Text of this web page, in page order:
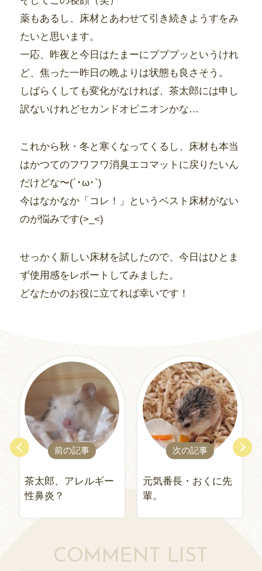
薬もあるし、床材とあわせて引き続きようすをみ
たいと思います。
一応、昨夜と今日はたまーにプププッというけれ
ど、焦った一昨日の晩よりは状態も良さそう。
しばらくしても変化がなければ、茶太郎には申し
訳ないけれどセカンドオピニオンかな…
これから秋・冬と寒くなってくるし、床材も本当
はかつてのフワフワ消臭エコマットに戻りたいん
だけどな〜(´･ω･`)
今はなかなか「コレ！」というベスト床材がない
のが悩みです(>_<)
せっかく新しい床材を試したので、今日はひとま
ず使用感をレポートしてみました。
どなたかのお役に立てれば幸いです！
前の記事
茶太郎、アレルギー
性鼻炎？
次の記事
元気番長・おくに先
輩。
COMMENT LIST